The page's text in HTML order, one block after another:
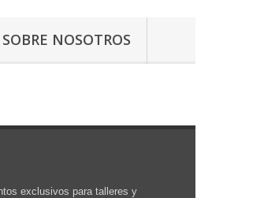
SOBRE NOSOTROS
exclusivos para talleres y